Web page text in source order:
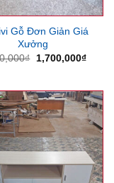
Gỗ Đơn Giản Giá
Xưởng
₫
Giá
1,700,000₫Giá